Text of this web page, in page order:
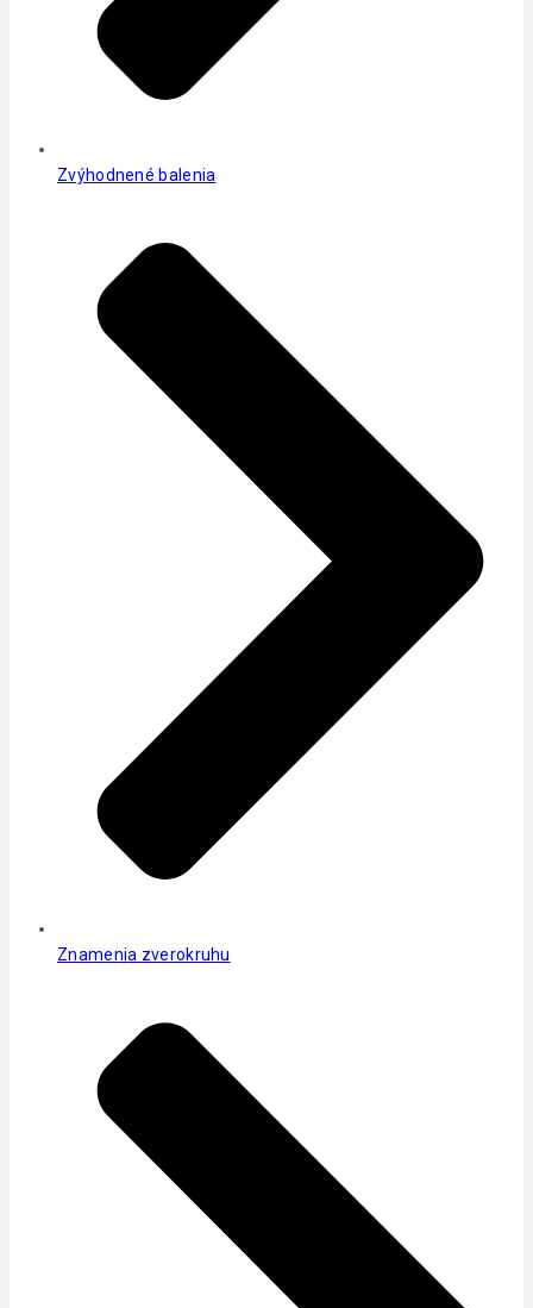
Zvýhodnené balenia
Znamenia zverokruhu